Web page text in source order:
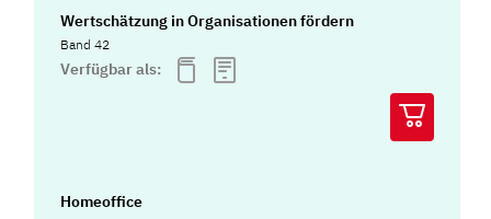
Wertschätzung in Organisationen fördern
Band 42
Verfügbar als:
Homeoffice